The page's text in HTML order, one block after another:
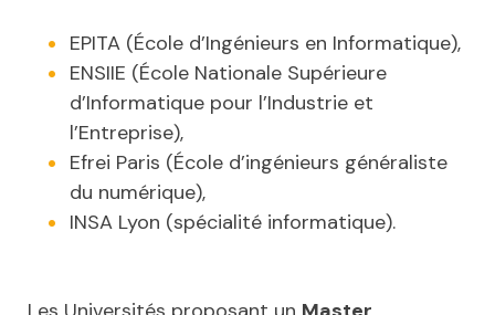
EPITA (École d’Ingénieurs en Informatique),
ENSIIE (École Nationale Supérieure
d’Informatique pour l’Industrie et
l’Entreprise),
Efrei Paris (École d’ingénieurs généraliste
du numérique),
INSA Lyon (spécialité informatique).